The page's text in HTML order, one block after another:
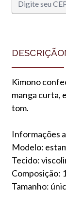
DESCRIÇÃO
Kimono
manga curta,
tom.
Informações
Modelo:
Tecido:
Composição:
Tamanho: